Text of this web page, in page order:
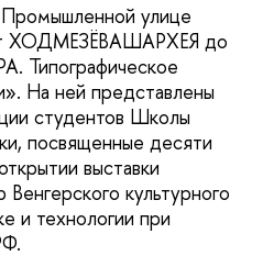
улице
ХОДМЕЗЁВАШАРХЕЯ до
На ней представлены
студентов Школы
посвященные десяти
выставки
культурного
и технологии при